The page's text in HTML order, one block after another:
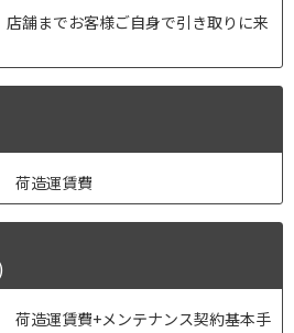
舗までお客様ご自身で引き取りに来
荷造運賃費
荷造運賃費+メンテナンス契約基本手